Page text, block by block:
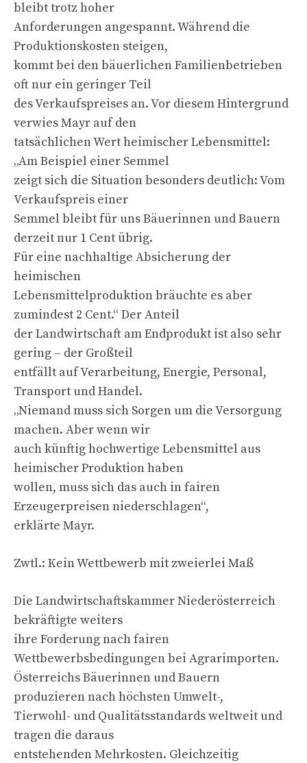
bleibt trotz hoher
Anforderungen angespannt. Während die
Produktionskosten steigen,
kommt bei den bäuerlichen Familienbetrieben
oft nur ein geringer Teil
des Verkaufspreises an. Vor diesem Hintergrund
verwies Mayr auf den
tatsächlichen Wert heimischer Lebensmittel:
„Am Beispiel einer Semmel
zeigt sich die Situation besonders deutlich: Vom
Verkaufspreis einer
Semmel bleibt für uns Bäuerinnen und Bauern
derzeit nur 1 Cent übrig.
Für eine nachhaltige Absicherung der
heimischen
Lebensmittelproduktion bräuchte es aber
zumindest 2 Cent.“ Der Anteil
der Landwirtschaft am Endprodukt ist also sehr
gering – der Großteil
entfällt auf Verarbeitung, Energie, Personal,
Transport und Handel.
„Niemand muss sich Sorgen um die Versorgung
machen. Aber wenn wir
auch künftig hochwertige Lebensmittel aus
heimischer Produktion haben
wollen, muss sich das auch in fairen
Erzeugerpreisen niederschlagen“,
erklärte Mayr.
Zwtl.: Kein Wettbewerb mit zweierlei Maß
Die Landwirtschaftskammer Niederösterreich
bekräftigte weiters
ihre Forderung nach fairen
Wettbewerbsbedingungen bei Agrarimporten.
Österreichs Bäuerinnen und Bauern
produzieren nach höchsten Umwelt-,
Tierwohl- und Qualitätsstandards weltweit und
tragen die daraus
entstehenden Mehrkosten. Gleichzeitig